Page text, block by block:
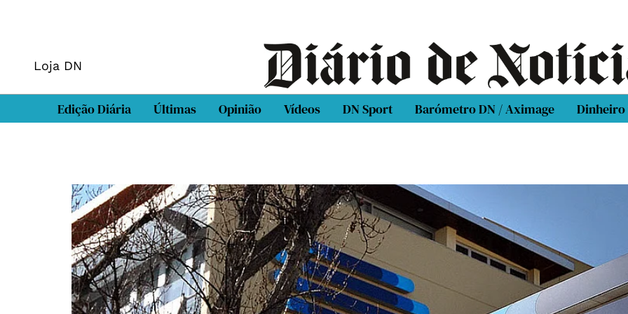
Loja DN
Edição Diária Últimas Opinião Vídeos DN Sport Barómetro DN / Aximage Dinheiro